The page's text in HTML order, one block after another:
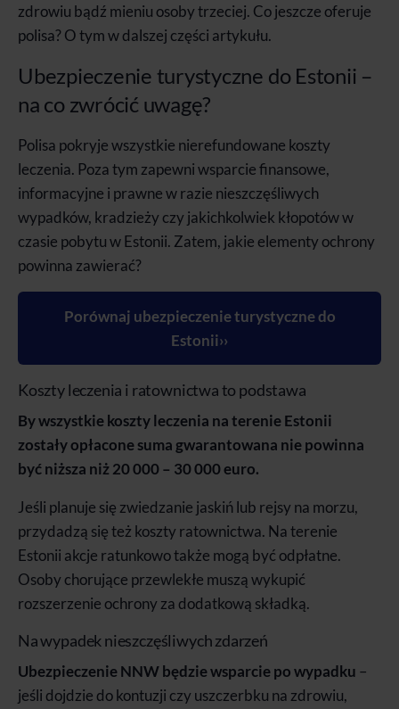
zdrowiu bądź mieniu osoby trzeciej. Co jeszcze oferuje
polisa? O tym w dalszej części artykułu.
Ubezpieczenie turystyczne do Estonii –
na co zwrócić uwagę?
Polisa pokryje wszystkie nierefundowane koszty
leczenia. Poza tym zapewni wsparcie finansowe,
informacyjne i prawne w razie nieszczęśliwych
wypadków, kradzieży czy jakichkolwiek kłopotów w
czasie pobytu w Estonii. Zatem, jakie elementy ochrony
powinna zawierać?
Porównaj ubezpieczenie turystyczne do
Estonii››
Koszty leczenia i ratownictwa to podstawa
By wszystkie koszty leczenia na terenie Estonii
zostały opłacone suma gwarantowana nie powinna
być niższa niż 20 000 – 30 000 euro.
Jeśli planuje się zwiedzanie jaskiń lub rejsy na morzu,
przydadzą się też koszty ratownictwa. Na terenie
Estonii akcje ratunkowo także mogą być odpłatne.
Osoby chorujące przewlekłe muszą wykupić
rozszerzenie ochrony za dodatkową składką.
Na wypadek nieszczęśliwych zdarzeń
Ubezpieczenie NNW będzie wsparcie po wypadku –
jeśli dojdzie do kontuzji czy uszczerbku na zdrowiu,